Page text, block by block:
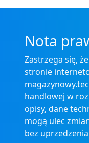
Nota
Zastrzega się,
stronie
handlowej w
opisy, dane
mogą ulec
bez